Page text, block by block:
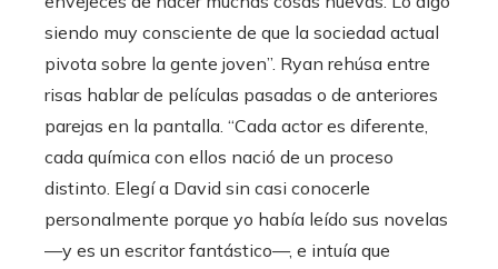
siendo muy consciente de que la sociedad actual
pivota sobre la gente joven”. Ryan rehúsa entre
risas hablar de películas pasadas o de anteriores
parejas en la pantalla. “Cada actor es diferente,
cada química con ellos nació de un proceso
distinto. Elegí a David sin casi conocerle
personalmente porque yo había leído sus novelas
—y es un escritor fantástico—, e intuía que